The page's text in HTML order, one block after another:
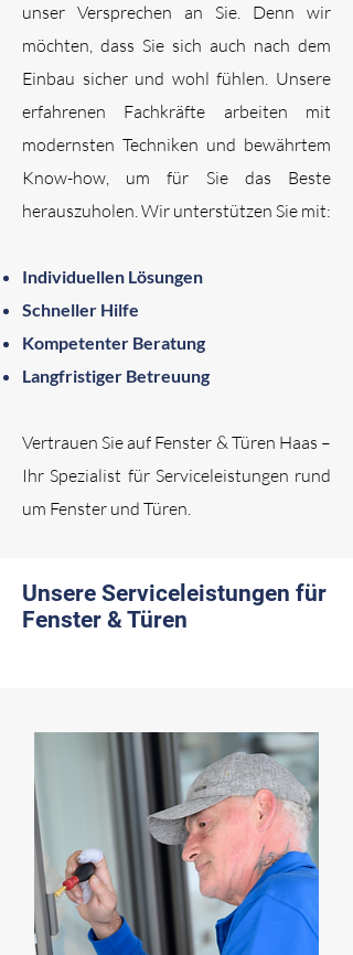
unser Versprechen an Sie. Denn wir
möchten, dass Sie sich auch nach dem
Einbau sicher und wohl fühlen. Unsere
erfahrenen Fachkräfte arbeiten mit
modernsten Techniken und bewährtem
Know-how, um für Sie das Beste
herauszuholen. Wir unterstützen Sie mit:
Individuellen Lösungen
Schneller Hilfe
Kompetenter Beratung
Langfristiger Betreuung
Vertrauen Sie auf Fenster & Türen Haas –
Ihr Spezialist für Serviceleistungen rund
um Fenster und Türen.
Unsere Serviceleistungen für
Fenster & Türen